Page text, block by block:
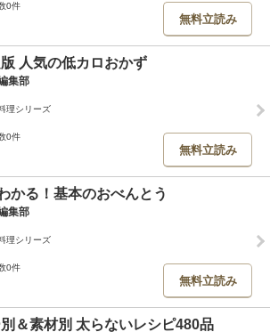
0件
無料立読み
人気の低カロおかず
集部
理シリーズ
0件
無料立読み
かる！基本のおべんとう
集部
理シリーズ
0件
無料立読み
＆素材別 太らないレシピ480品